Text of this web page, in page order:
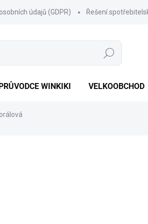
údajů (GDPR) Řešení
Hledat
WINKIKI VELKOOBCHOD